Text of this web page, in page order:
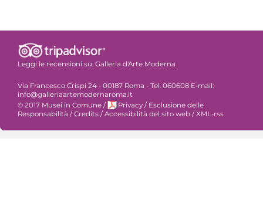
Leggi le recensioni su: Galleria d'Arte Moderna
Via Francesco Crispi 24 - 00187 Roma - Tel. 060608 E-mail:
info@galleriaartemodernaroma.it
© 2017 Musei in Comune / Privacy / Esclusione delle
Responsabilità / Credits / Accessibilità del sito web / XML-rss